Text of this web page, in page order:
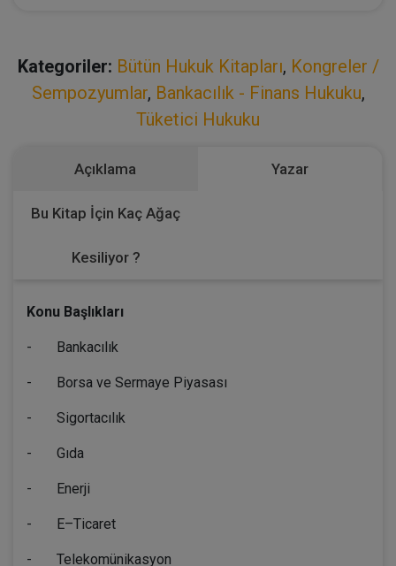
Kategoriler: Bütün Hukuk Kitapları, Kongreler /
Sempozyumlar, Bankacılık - Finans Hukuku,
Tüketici Hukuku
Açıklama Yazar
Bu Kitap İçin Kaç Ağaç
Kesiliyor ?
Konu Başlıkları
- Bankacılık
- Borsa ve Sermaye Piyasası
- Sigortacılık
- Gıda
- Enerji
- E–Ticaret
- Telekomünikasyon